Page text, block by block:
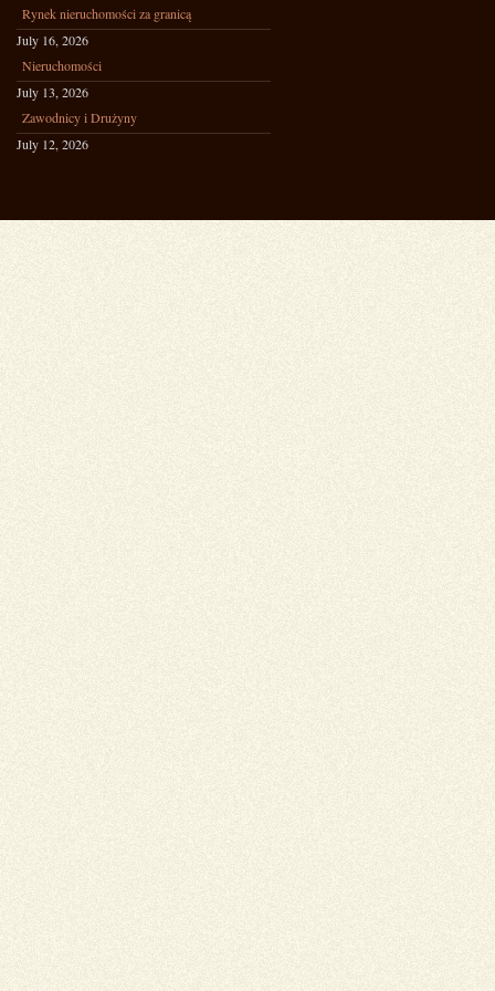
Rynek nieruchomości za granicą
July 16, 2026
Nieruchomości
July 13, 2026
Zawodnicy i Drużyny
July 12, 2026